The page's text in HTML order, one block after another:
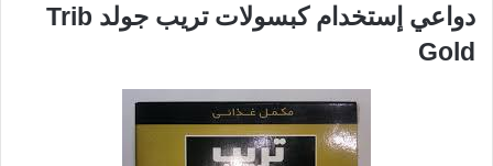
دواعي إستخدام كبسولات تريب جولد Trib
Gold